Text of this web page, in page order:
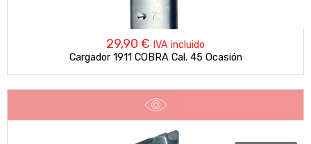
29,90 € IVA incluido
Cargador 1911 COBRA Cal. 45 Ocasión